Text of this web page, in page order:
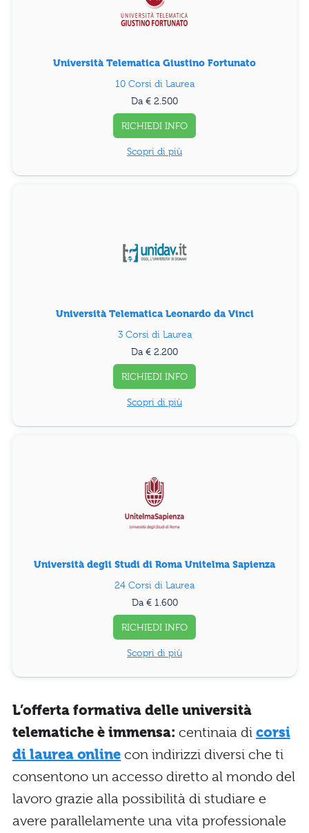
Università Telematica Giustino Fortunato
10 Corsi di Laurea
Da € 2.500
RICHIEDI INFO
Scopri di più
Università Telematica Leonardo da Vinci
3 Corsi di Laurea
Da € 2.200
RICHIEDI INFO
Scopri di più
Università degli Studi di Roma Unitelma Sapienza
24 Corsi di Laurea
Da € 1.600
RICHIEDI INFO
Scopri di più
L’offerta formativa delle università
telematiche è immensa: centinaia di corsi
di laurea online con indirizzi diversi che ti
consentono un accesso diretto al mondo del
lavoro grazie alla possibilità di studiare e
avere parallelamente una vita professionale